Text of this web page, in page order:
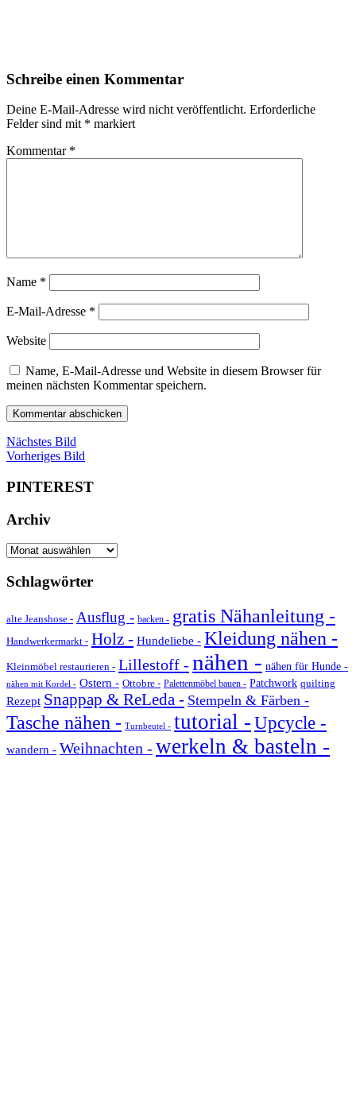
Schreibe einen Kommentar
Deine E-Mail-Adresse wird nicht veröffentlicht. Erforderliche
Felder sind mit * markiert
Kommentar *
Name *
E-Mail-Adresse *
Website
Name, E-Mail-Adresse und Website in diesem Browser für
meinen nächsten Kommentar speichern.
Nächstes Bild
Vorheriges Bild
PINTEREST
Archiv
Archiv
Schlagwörter
alte Jeanshose - Ausflug - backen - gratis Nähanleitung -
Handwerkermarkt - Holz - Hundeliebe - Kleidung nähen -
Kleinmöbel restaurieren - Lillestoff - nähen - nähen für Hunde -
nähen mit Kordel - Ostern - Ottobre - Palettenmöbel bauen - Patchwork quilting
Rezept Snappap & ReLeda - Stempeln & Färben -
Tasche nähen - Turnbeutel - tutorial -Upcycle -
wandern - Weihnachten - werkeln & basteln -